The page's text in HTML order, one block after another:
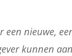
een nieuwe,
kunnen